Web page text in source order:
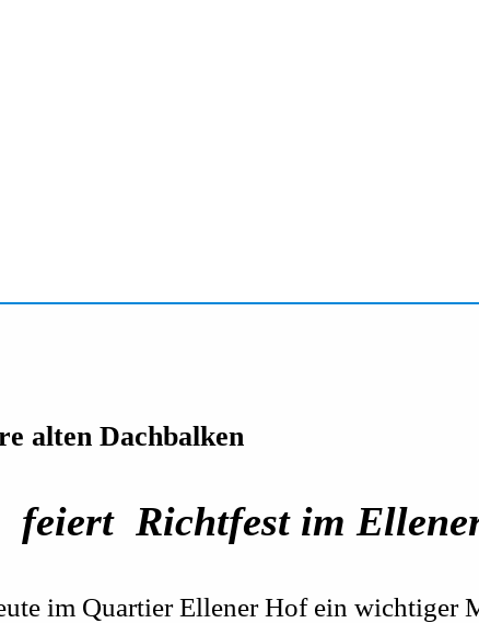
alten Dachbalken
feiert Richtfest im
im Quartier Ellener Hof ein wichtiger